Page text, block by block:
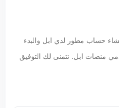
حساب مطور لدي ابل والبدء
منصات ابل. نتمنى لك التوفيق